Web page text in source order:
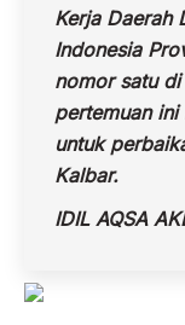
Kerja Daerah
Indonesia
nomor satu
pertemuan
untuk
Kalbar.
IDIL AQSA